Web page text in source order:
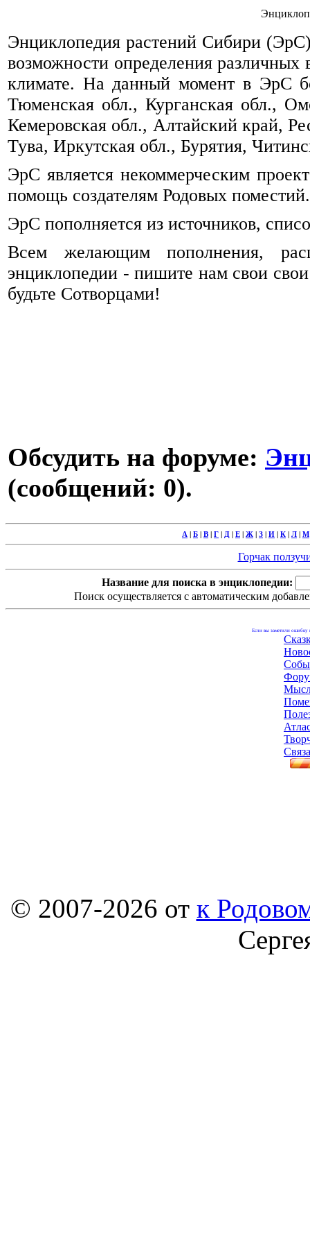
Энциклопедия растений Сибири (ЭрС)
возможности определения
климате. На данный момент в ЭрС
Тюменская обл., Курганская обл.,
Кемеровская обл., Алтайский край,
Тува, Иркутская обл., Бурятия,
ЭрС является некоммерческим
помощь создателям Родовых поместий.
ЭрС пополняется из источников,
Всем желающим пополнения,
энциклопедии - пишите нам свои
будьте Сотворцами!
Обсудить на форуме:
(сообщений: 0).
А | Б | В | Г | Д | Е | Ж | З | И | К | Л | М
Горчак
Название для поиска в энциклопедии:
Поиск осуществляется с автоматическим
Если вы заметили ошибку
© 2007-2026 от к